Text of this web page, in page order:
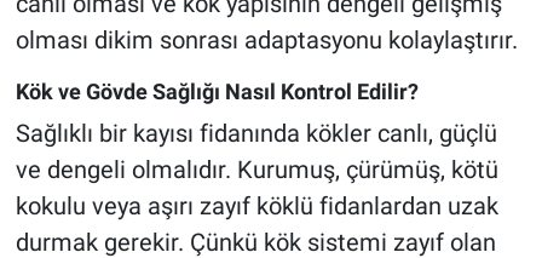
olması dikim sonrası adaptasyonu kolaylaştırır.
Kök ve Gövde Sağlığı Nasıl Kontrol Edilir?
Sağlıklı bir kayısı fidanında kökler canlı, güçlü
ve dengeli olmalıdır. Kurumuş, çürümüş, kötü
kokulu veya aşırı zayıf köklü fidanlardan uzak
durmak gerekir. Çünkü kök sistemi zayıf olan